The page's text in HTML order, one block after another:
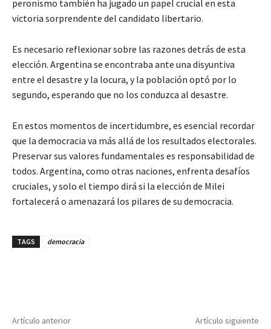
peronismo también ha jugado un papel crucial en esta
victoria sorprendente del candidato libertario.
Es necesario reflexionar sobre las razones detrás de esta
elección. Argentina se encontraba ante una disyuntiva
entre el desastre y la locura, y la población optó por lo
segundo, esperando que no los conduzca al desastre.
En estos momentos de incertidumbre, es esencial recordar
que la democracia va más allá de los resultados electorales.
Preservar sus valores fundamentales es responsabilidad de
todos. Argentina, como otras naciones, enfrenta desafíos
cruciales, y solo el tiempo dirá si la elección de Milei
fortalecerá o amenazará los pilares de su democracia.
TAGS democracia
Artículo anterior Artículo siguiente